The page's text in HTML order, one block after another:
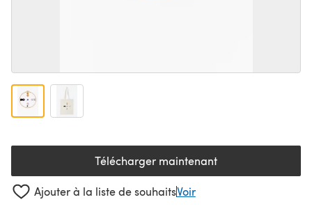
Télécharger maintenant(s'ouvre dans un nouvel
Ajouter à la liste de souhaitsVoir